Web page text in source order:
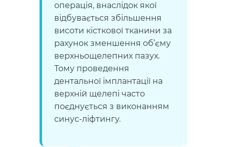
операція, внаслідок якої
відбувається збільшення
висоти кісткової тканини за
рахунок зменшення об’єму
верхньощелепних пазух.
Тому проведення
дентальної імплантації на
верхній щелепі часто
поєднується з виконанням
синус-ліфтингу.